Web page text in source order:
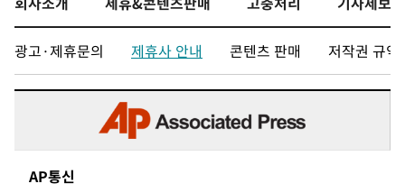
광고·제휴문의 제휴사 안내 콘텐츠 판매 저작권 규약
AP통신